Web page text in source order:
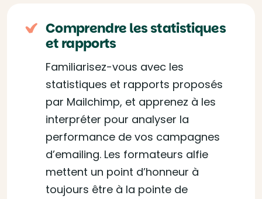
Comprendre les statistiques
et rapports
Familiarisez-vous avec les
statistiques et rapports proposés
par Mailchimp, et apprenez à les
interpréter pour analyser la
performance de vos campagnes
d’emailing. Les formateurs alfie
mettent un point d’honneur à
toujours être à la pointe de